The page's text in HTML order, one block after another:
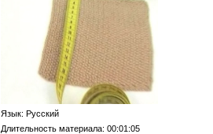
Язык: Русский
Длительность материала: 00:01:05